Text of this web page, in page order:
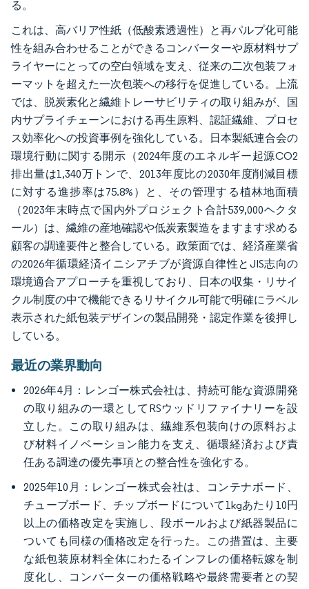
る。
これは、高バリア性紙（低酸素透過性）と再パルプ化可能
性を組み合わせることができるコンバーターや原材料サプ
ライヤーにとっての空白領域を支え、従来の二次包装フォ
ーマットを超えた一次包装への移行を促進している。上流
では、脱炭素化と繊維トレーサビリティの取り組みが、国
内サプライチェーンにおける再生原料、認証繊維、プロセ
ス効率化への投資事例を強化している。日本製紙連合会の
環境行動に関する開示（2024年度のエネルギー起源CO2
排出量は1,340万トンで、2013年度比の2030年度削減目標
に対する進捗率は75.8%）と、その管理する植林地面積
（2023年末時点で国内外プロジェクト合計539,000ヘクタ
ール）は、繊維の産地確認や低炭素製造をますます求める
顧客の調達要件と整合している。政策面では、経済産業省
の2026年循環経済イニシアチブが資源自律性とJIS志向の
環境適合アプローチを重視しており、日本の収集・リサイ
クル制度の中で機能できるリサイクル可能で明確にラベル
表示された紙包装デザインの製品開発・認定作業を後押し
している。
最近の業界動向
2026年4月：レンゴー株式会社は、持続可能な資源開発
の取り組みの一環としてRSウッドリファイナリーを設
立した。この取り組みは、繊維系包装向けの原料およ
び材料イノベーション能力を支え、循環経済および責
任ある調達の優先事項との整合性を強化する。
2025年10月：レンゴー株式会社は、コンテナボード、
チューブボード、チップボードについて1kgあたり10円
以上の価格改定を実施し、段ボールおよび紙器製品に
ついても同様の価格改定を行った。この措置は、主要
な紙包装原材料全体にわたるインフレの価格転嫁を制
度化し、コンバーターの価格戦略や最終需要者との契